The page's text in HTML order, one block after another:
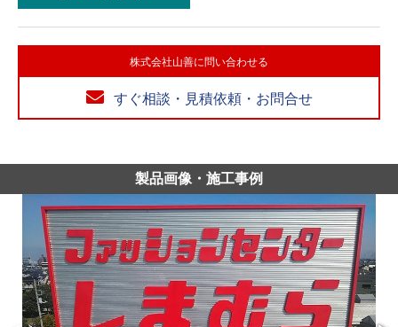
株式会社山善に問い合わせる
すぐ相談・見積依頼・お問合せ
製品画像・施工事例